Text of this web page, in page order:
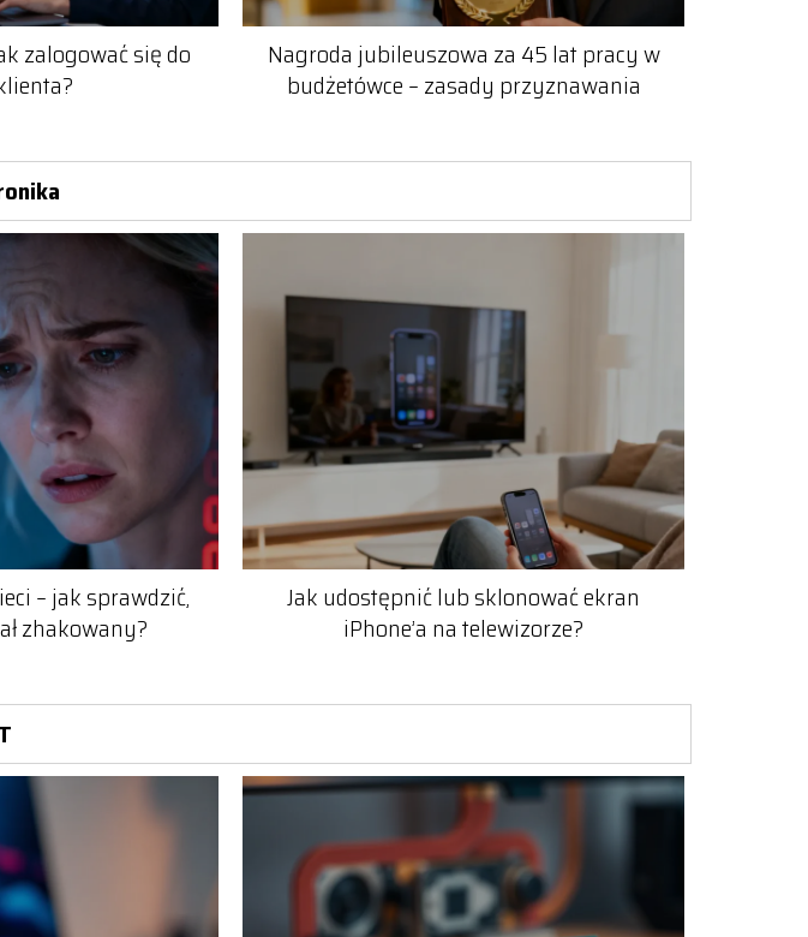
zalogować się do
Nagroda jubileuszowa za 45 lat pracy w
budżetówce – zasady przyznawania
– jak sprawdzić,
zhakowany?
Jak udostępnić lub sklonować ekran
iPhone’a na telewizorze?